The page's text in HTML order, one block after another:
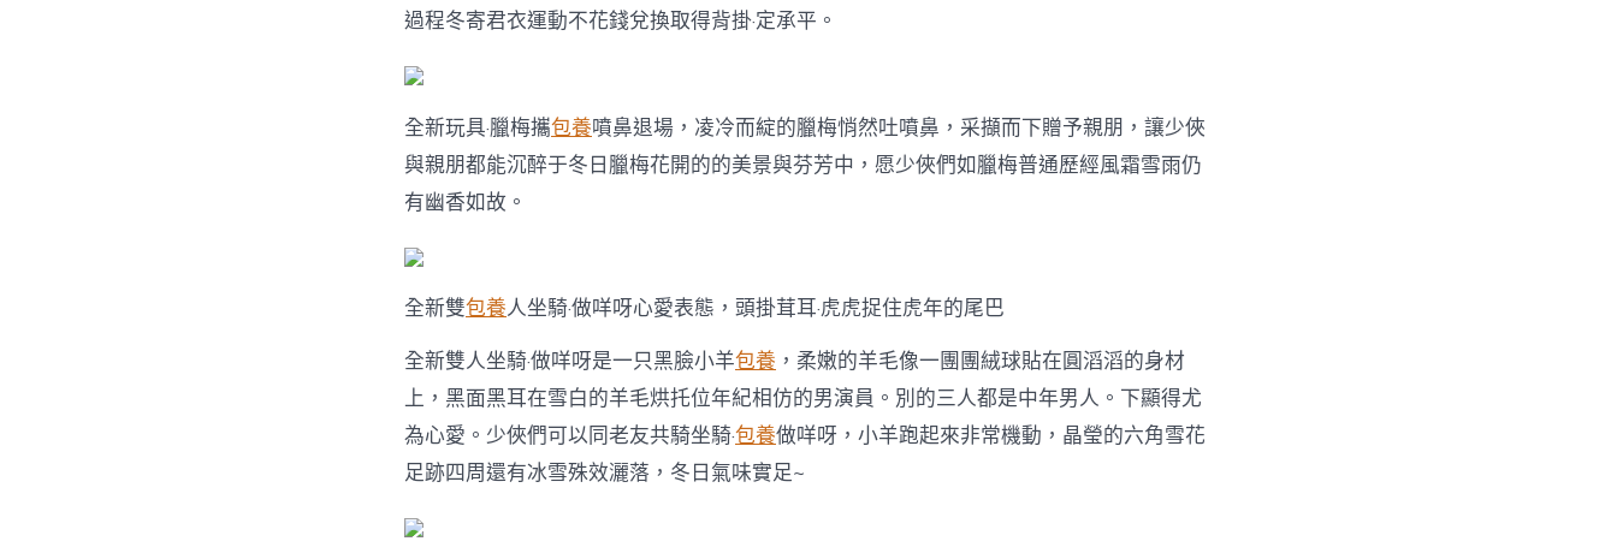
過程冬寄君衣運動不花錢兌換取得背掛·定承平。
全新玩具·臘梅攜包養噴鼻退場，凌冷而綻的臘梅悄然吐噴鼻，采擷而下贈予親朋，讓少俠
與親朋都能沉醉于冬日臘梅花開的的美景與芬芳中，愿少俠們如臘梅普通歷經風霜雪雨仍
有幽香如故。
全新雙包養人坐騎·做咩呀心愛表態，頭掛茸耳·虎虎捉住虎年的尾巴
全新雙人坐騎·做咩呀是一只黑臉小羊包養 ，柔嫩的羊毛像一團團絨球貼在圓滔滔的身材
上，黑面黑耳在雪白的羊毛烘托位年紀相仿的男演員。別的三人都是中年男人。下顯得尤
為心愛。少俠們可以同老友共騎坐騎·包養做咩呀，小羊跑起來非常機動，晶瑩的六角雪花
足跡四周還有冰雪殊效灑落，冬日氣味實足~